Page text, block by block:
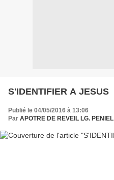
S'IDENTIFIER A JESUS
Publié le 04/05/2016 à 13:06
Par APOTRE DE REVEIL LG. PENIEL